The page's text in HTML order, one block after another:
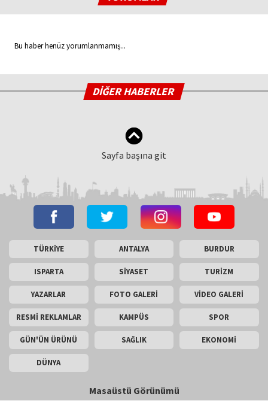
Bu haber henüz yorumlanmamış...
DİĞER HABERLER
Sayfa başına git
TÜRKİYE ANTALYA BURDUR
ISPARTA SİYASET TURİZM
YAZARLAR FOTO GALERİ VİDEO GALERİ
RESMİ REKLAMLAR KAMPÜS SPOR
GÜN'ÜN ÜRÜNÜ SAĞLIK EKONOMİ
DÜNYA
Masaüstü Görünümü